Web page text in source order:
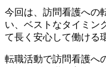
今回は、訪問看護への
い、ベストなタイミン
て長く安心して働ける
転職活動で訪問看護へ